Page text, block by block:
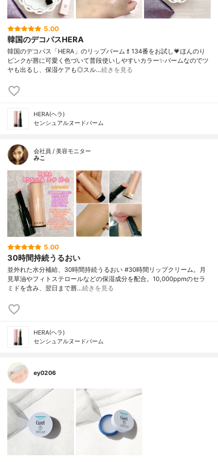
5.00
韓国のデコパスHERA
韓国のデコパス「HERA」のリップバーム💄134番をお試し💗ほんのり
ピンクが唇に可愛く色づいて普段使いしやすいカラー✨バームなのでツ
ヤも出るし、保湿ケアも◎スル…続きを見る
HERA(ヘラ)
センシュアルヌードバーム
会社員 / 美容モニター
みこ
5.00
30時間持続うるおい
並外れた水分補給、30時間持続うるおい #30時間リップクリーム。月
見草油やフィトステロールなどの保湿成分を配合。10,000ppmのセラ
ミドを含み、翌日まで唇…続きを見る
HERA(ヘラ)
センシュアルヌードバーム
ey0206